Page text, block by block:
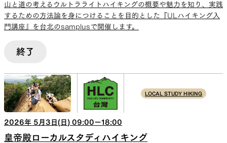
山と道の考えるウルトラライトハイキングの概要や魅力を知り、実践
するための方法論を身につけることを目的とした『ULハイキング入
門講座』を台北のsamplusで開催します。
終了
LOCAL STUDY HIKING
2026年 5 月 3 日( 日 ) 09:00ー18:00
皇帝殿ローカルスタディハイキング